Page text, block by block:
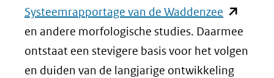
Systeemrapportage van de Waddenzee (opent
in
nieuw
venster)
en andere morfologische studies. Daarmee
ontstaat een stevigere basis voor het volgen
en duiden van de langjarige ontwikkeling